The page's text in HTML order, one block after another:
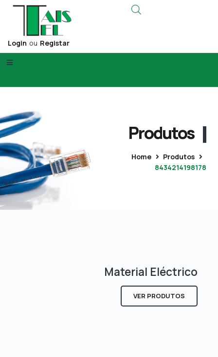
Login ou Registar
Produtos
Home
Produtos
8434214198178
Material Eléctrico
VER PRODUTOS